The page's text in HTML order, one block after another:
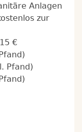
Anlagen
zur
€
Pfand)